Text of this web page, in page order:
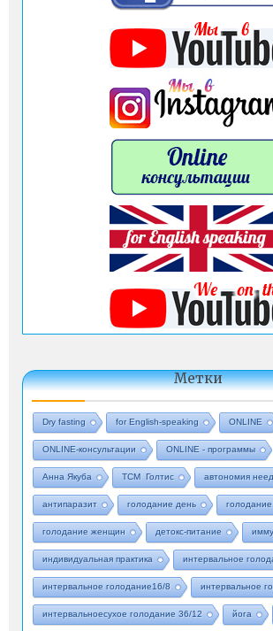
Метки
Dry fasting for English-speaking ONLINE
ONLINE-консультации ONLINE - программы
Анна Якуба ТСМ Голтис автономия
антипаразит голодание день
голодание женщин детокс-питание
индивидуальная практика интервальное
интервальное голодание16/8 интервальное
интервальноесухое голодание 36/12 йога